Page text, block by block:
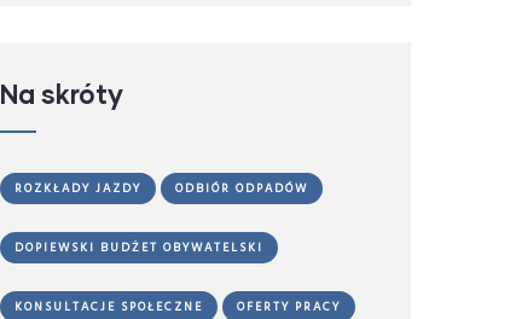
Na skróty
ROZKŁADY JAZDY ODBIÓR ODPADÓW
DOPIEWSKI BUDŻET OBYWATELSKI
KONSULTACJE SPOŁECZNE OFERTY PRACY